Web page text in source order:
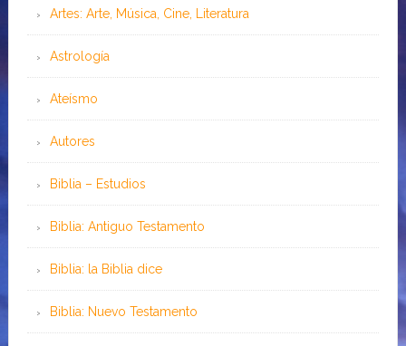
Artes: Arte, Música, Cine, Literatura
Astrología
Ateísmo
Autores
Biblia – Estudios
Biblia: Antiguo Testamento
Biblia: la Biblia dice
Biblia: Nuevo Testamento